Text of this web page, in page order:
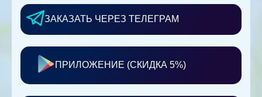
ЗАКАЗАТЬ ЧЕРЕЗ ТЕЛЕГРАМ
ПРИЛОЖЕНИЕ (СКИДКА 5%)